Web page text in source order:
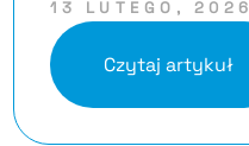
13 LUTEGO, 2026
Czytaj artykuł